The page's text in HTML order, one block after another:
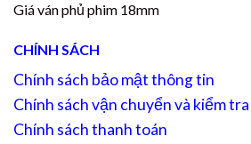
Giá ván phủ phim 18mm
CHÍNH SÁCH
Chính sách bảo mật thông tin
Chính sách vận chuyển và kiểm
Chính sách thanh toán